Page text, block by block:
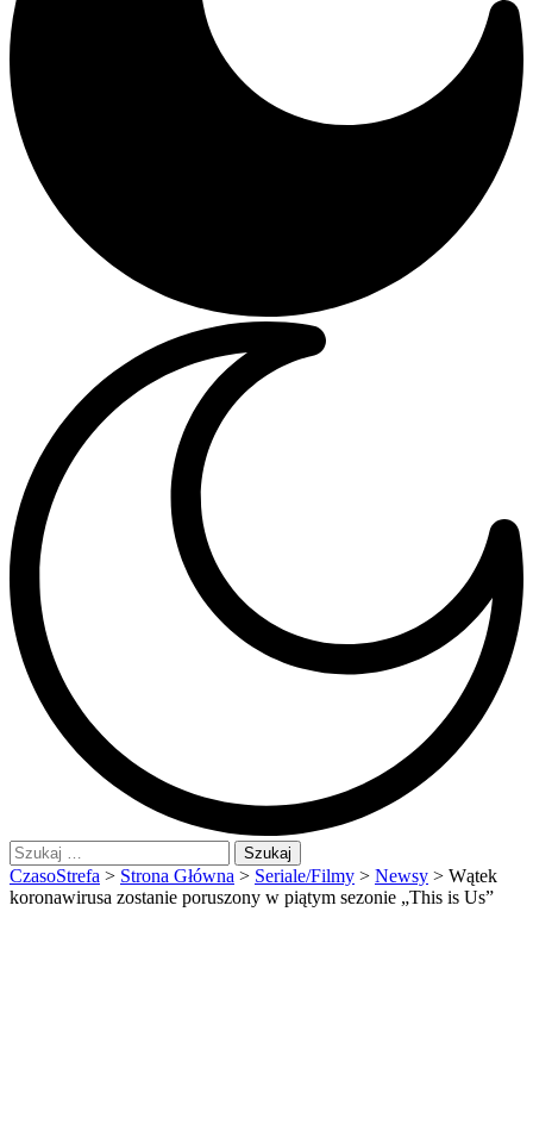
Szukaj:
CzasoStrefa > Strona Główna > Seriale/Filmy > Newsy > Wątek
koronawirusa zostanie poruszony w piątym sezonie „This is Us”